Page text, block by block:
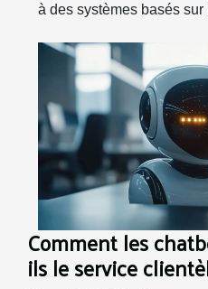
à des systèmes basés sur
Comment les
ils le service